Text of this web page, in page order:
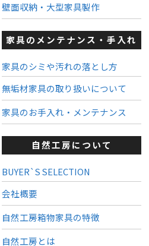
壁面収納・大型家具製作
家具のメンテナンス・手入れ
家具のシミや汚れの落とし方
無垢材家具の取り扱いについて
家具のお手入れ・メンテナンス
自然工房について
BUYER`S SELECTION
会社概要
自然工房箱物家具の特徴
自然工房とは